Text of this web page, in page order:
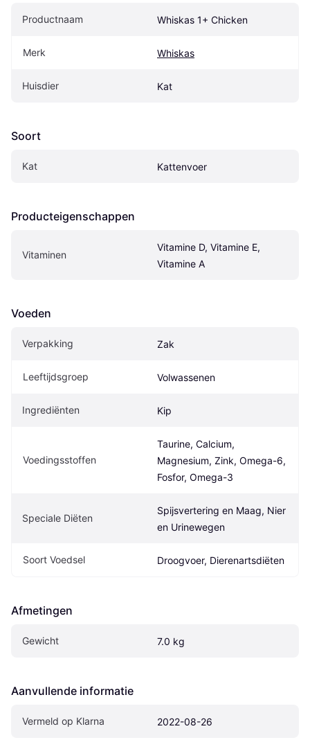
Productnaam Whiskas 1+ Chicken
Merk Whiskas
Huisdier Kat
Soort
Kat Kattenvoer
Producteigenschappen
Vitaminen
Vitamine D, Vitamine E,
Vitamine A
Voeden
Verpakking Zak
Leeftijdsgroep Volwassenen
Ingrediënten Kip
Voedingsstoffen
Taurine, Calcium,
Magnesium, Zink, Omega-6,
Fosfor, Omega-3
Speciale Diëten
Spijsvertering en Maag, Nier
en Urinewegen
Soort Voedsel Droogvoer, Dierenartsdiëten
Afmetingen
Gewicht 7.0 kg
Aanvullende informatie
Vermeld op Klarna 2022-08-26